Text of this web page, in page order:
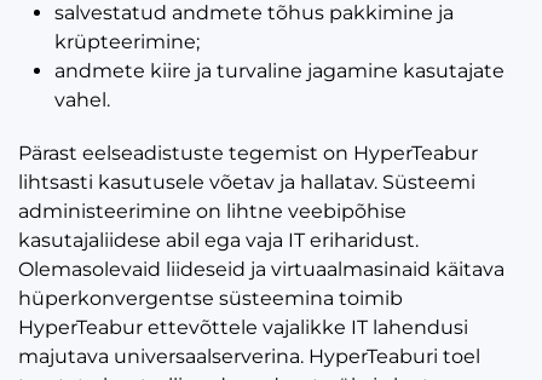
salvestatud andmete tõhus pakkimine ja
krüpteerimine;
andmete kiire ja turvaline jagamine kasutajate
vahel.
Pärast eelseadistuste tegemist on HyperTeabur
lihtsasti kasutusele võetav ja hallatav. Süsteemi
administeerimine on lihtne veebipõhise
kasutajaliidese abil ega vaja IT eriharidust.
Olemasolevaid liideseid ja virtuaalmasinaid käitava
hüperkonvergentse süsteemina toimib
HyperTeabur ettevõttele vajalikke IT lahendusi
majutava universaalserverina. HyperTeaburi toel